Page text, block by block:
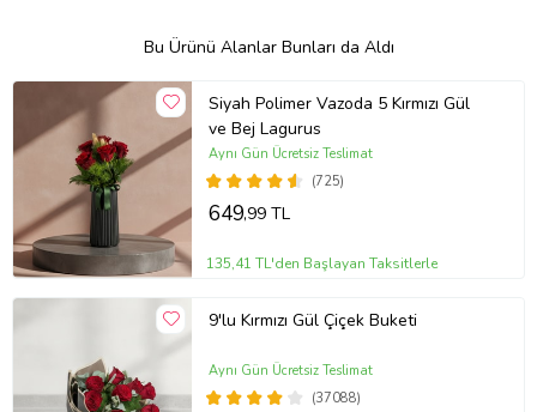
Bu Ürünü Alanlar Bunları da Aldı
Siyah Polimer Vazoda 5 Kırmızı Gül
ve Bej Lagurus
(725)
Aynı Gün Ücretsiz Teslimat
649,99 TL
135,41 TL'den Başlayan Taksitlerle
9'lu Kırmızı Gül Çiçek Buketi
(37088)
Aynı Gün Ücretsiz Teslimat